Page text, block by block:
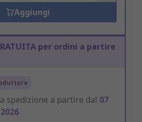
Aggiungi
per ordini a partire
spedizione a partire dal 07